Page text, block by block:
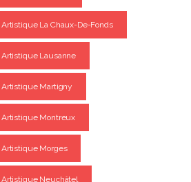
La Chaux-De-Fonds
Lausanne
Martigny
Montreux
Morges
Neuchâtel